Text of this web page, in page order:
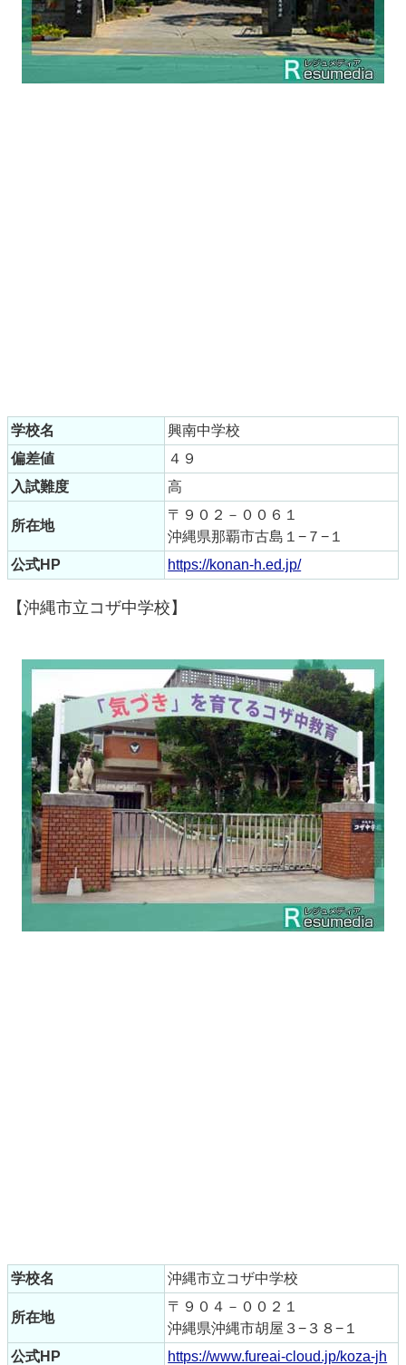
学校名
興南中学校
偏差値
４９
入試難度
高
所在地
〒９０２－００６１
沖縄県那覇市古島１−７−１
公式HP
https://konan-h.ed.jp/
【沖縄市立コザ中学校】
学校名 沖縄市立コザ中学校
所在地
〒９０４－００２１
沖縄県沖縄市胡屋３−３８−１
公式HP
https://www.fureai-cloud.jp/koza-jh